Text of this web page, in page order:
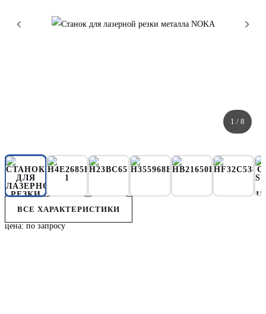
1 / 8
ВСЕ ХАРАКТЕРИСТИКИ
цена: по запросу